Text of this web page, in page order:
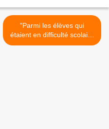
"Parmi les élèves qui
étaient en difficulté scolaire
en troisième, un sur deux a